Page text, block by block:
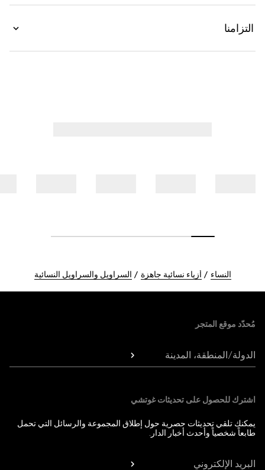
التزامنا
النساء أزياء نسائية جاهزة السراويل والسراويل النسائية
مُحدّد موقع المتجر
الدولة/المنطقة، المدينة
اشترك للحصول على تحديثات غوتشي
يمكنك تلقي تحديثات حصرية حول إطلاق المجموعة والرسائل التي تحمل
طابعاً شخصياً وأحدث أخبار الدار.
البريد الإلكتروني